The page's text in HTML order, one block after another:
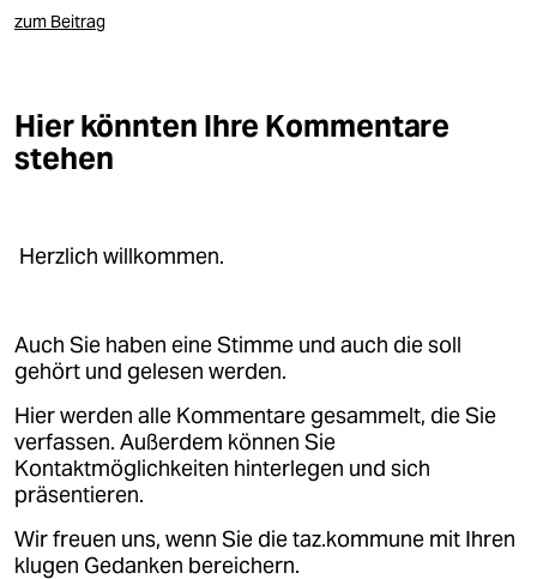
zum Beitrag
Hier könnten Ihre Kommentare
stehen
Herzlich willkommen.
Auch Sie haben eine Stimme und auch die soll
gehört und gelesen werden.
Hier werden alle Kommentare gesammelt, die Sie
verfassen. Außerdem können Sie
Kontaktmöglichkeiten hinterlegen und sich
präsentieren.
Wir freuen uns, wenn Sie die taz.kommune mit Ihren
klugen Gedanken bereichern.